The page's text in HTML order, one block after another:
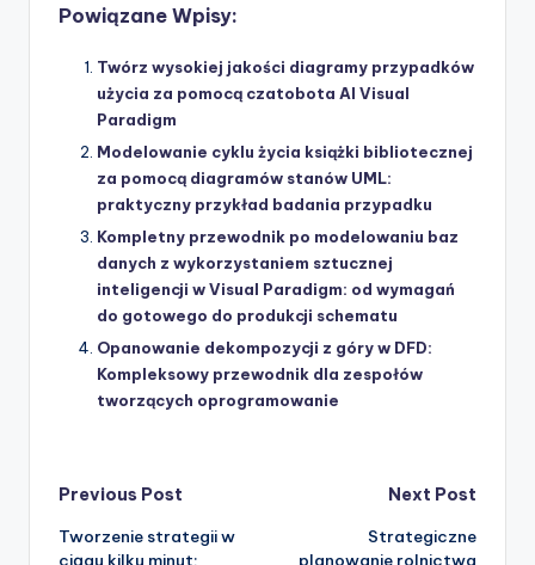
Powiązane Wpisy:
Twórz wysokiej jakości diagramy przypadków
użycia za pomocą czatobota AI Visual
Paradigm
Modelowanie cyklu życia książki bibliotecznej
za pomocą diagramów stanów UML:
praktyczny przykład badania przypadku
Kompletny przewodnik po modelowaniu baz
danych z wykorzystaniem sztucznej
inteligencji w Visual Paradigm: od wymagań
do gotowego do produkcji schematu
Opanowanie dekompozycji z góry w DFD:
Kompleksowy przewodnik dla zespołów
tworzących oprogramowanie
Post
navigation
Previous Post
Tworzenie strategii w
ciągu kilku minut:
Next Post
Strategiczne
planowanie rolnictwa